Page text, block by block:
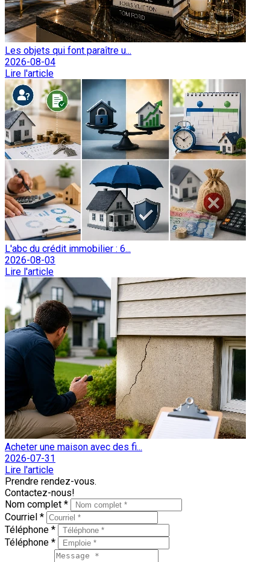
Les objets qui font paraître u...
2026-08-04
Lire l'article
L'abc du crédit immobilier : 6...
2026-08-03
Lire l'article
Acheter une maison avec des fi...
2026-07-31
Lire l'article
Prendre rendez-vous.
Contactez-nous!
Nom complet *
Courriel *
Téléphone *
Téléphone *